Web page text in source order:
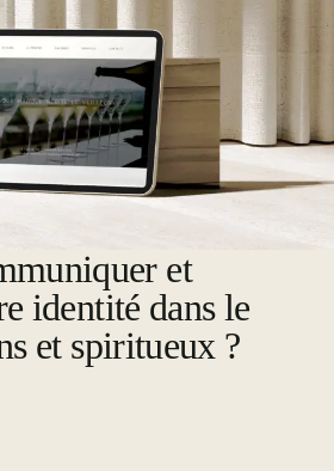
et
identité dans le
et spiritueux ?